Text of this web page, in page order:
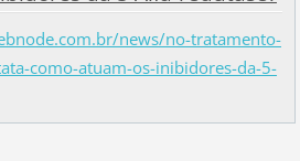
news/no-tratamento-
como-atuam-os-inibidores-da-5-